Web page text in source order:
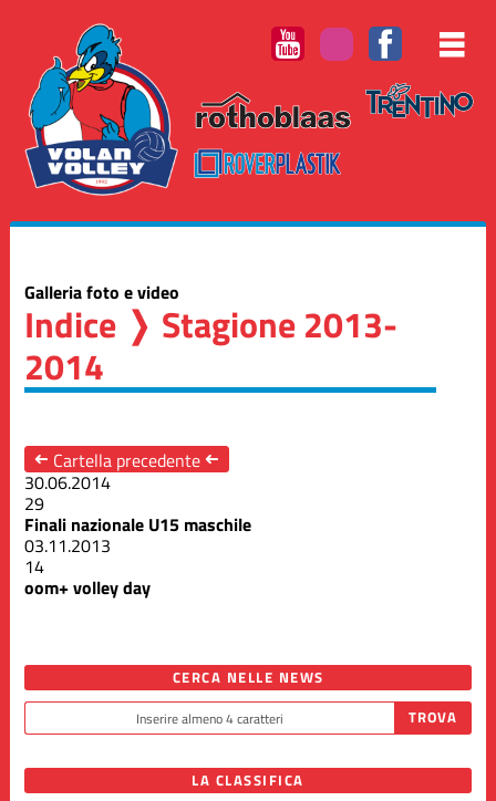
Galleria foto e video
Indice ❭ Stagione 2013-
2014
➜ Cartella precedente ➜
30.06.2014
29
Finali nazionale U15 maschile
03.11.2013
14
oom+ volley day
CERCA NELLE NEWS
LA CLASSIFICA